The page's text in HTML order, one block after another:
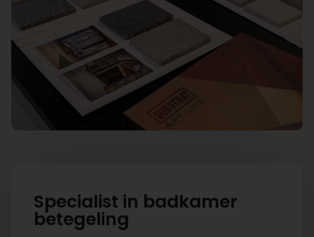
Van Yild Tegels is uw betrouwbare partner
voor zowel tegelverkoop als professionele